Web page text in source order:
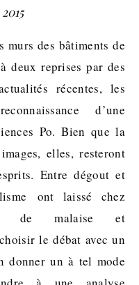
deux reprises par des
récentes, les
d’une
Po. Bien que la
elles, resteront
Entre dégout et
ont laissé chez
de malaise et
le débat avec un
donner un à tel mode